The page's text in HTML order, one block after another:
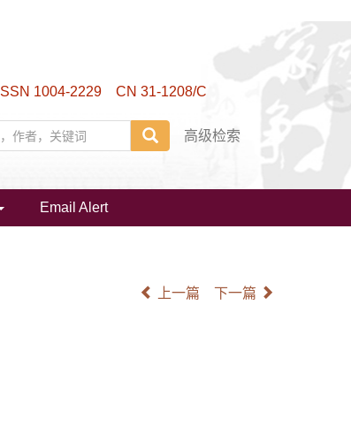
ISSN 1004-2229 CN 31-1208/C
高级检索
Email Alert
上一篇 下一篇